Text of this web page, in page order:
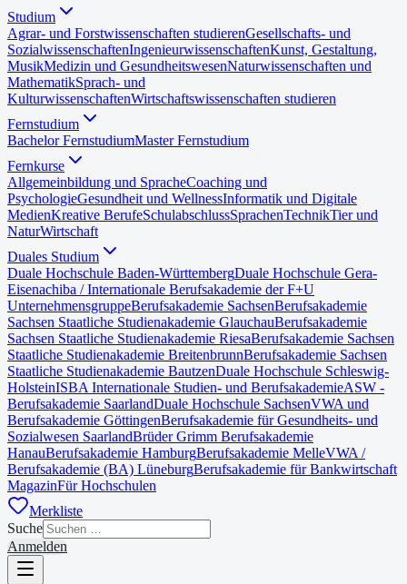
Studium
Agrar- und Forstwissenschaften studierenGesellschafts- und
SozialwissenschaftenIngenieurwissenschaftenKunst, Gestaltung,
MusikMedizin und GesundheitswesenNaturwissenschaften und
MathematikSprach- und
KulturwissenschaftenWirtschaftswissenschaften studieren
Fernstudium
Bachelor FernstudiumMaster Fernstudium
Fernkurse
Allgemeinbildung und SpracheCoaching und
PsychologieGesundheit und WellnessInformatik und Digitale
MedienKreative BerufeSchulabschlussSprachenTechnikTier und
NaturWirtschaft
Duales Studium
Duale Hochschule Baden-WürttembergDuale Hochschule Gera-
Eisenachiba / Internationale Berufsakademie der F+U
UnternehmensgruppeBerufsakademie SachsenBerufsakademie
Sachsen Staatliche Studienakademie GlauchauBerufsakademie
Sachsen Staatliche Studienakademie RiesaBerufsakademie Sachsen
Staatliche Studienakademie BreitenbrunnBerufsakademie Sachsen
Staatliche Studienakademie BautzenDuale Hochschule Schleswig-
HolsteinISBA Internationale Studien- und BerufsakademieASW -
Berufsakademie SaarlandDuale Hochschule SachsenVWA und
Berufsakademie GöttingenBerufsakademie für Gesundheits- und
Sozialwesen SaarlandBrüder Grimm Berufsakademie
HanauBerufsakademie HamburgBerufsakademie MelleVWA /
Berufsakademie (BA) LüneburgBerufsakademie für Bankwirtschaft
MagazinFür Hochschulen
Merkliste
Suche
Anmelden